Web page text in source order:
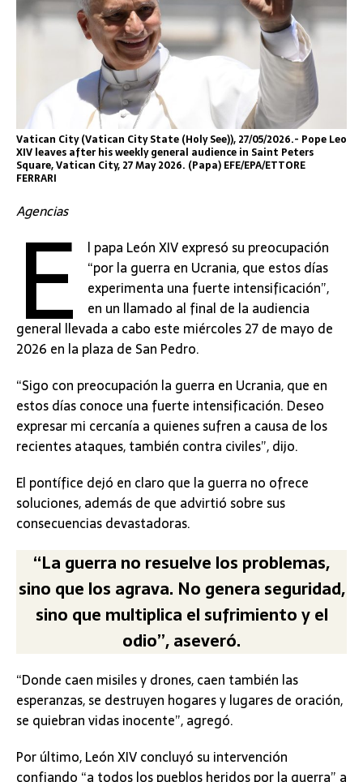
Vatican City (Vatican City State (Holy See)), 27/05/2026.- Pope Leo
XIV leaves after his weekly general audience in Saint Peters
Square, Vatican City, 27 May 2026. (Papa) EFE/EPA/ETTORE
FERRARI
Agencias
E l papa León XIV expresó su preocupación
“por la guerra en Ucrania, que estos días
experimenta una fuerte intensificación”,
en un llamado al final de la audiencia
general llevada a cabo este miércoles 27 de mayo de
2026 en la plaza de San Pedro.
“Sigo con preocupación la guerra en Ucrania, que en
estos días conoce una fuerte intensificación. Deseo
expresar mi cercanía a quienes sufren a causa de los
recientes ataques, también contra civiles”, dijo.
El pontífice dejó en claro que la guerra no ofrece
soluciones, además de que advirtió sobre sus
consecuencias devastadoras.
“La guerra no resuelve los problemas,
sino que los agrava. No genera seguridad,
sino que multiplica el sufrimiento y el
odio”, aseveró.
“Donde caen misiles y drones, caen también las
esperanzas, se destruyen hogares y lugares de oración,
se quiebran vidas inocente”, agregó.
Por último, León XIV concluyó su intervención
confiando “a todos los pueblos heridos por la guerra” a